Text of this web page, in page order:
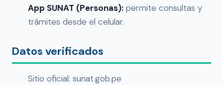
App SUNAT (Personas): permite consultas y
trámites desde el celular.
Datos verificados
Sitio oficial: sunat.gob.pe